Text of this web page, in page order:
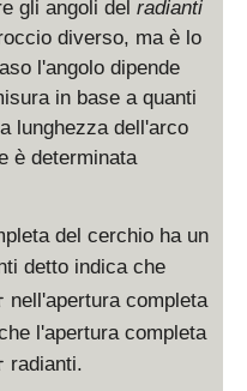
gli angoli del radianti
diverso, ma è lo
l'angolo dipende
in base a quanti
lunghezza dell'arco
è determinata
del cerchio ha un
detto indica che
nell'apertura completa
l'apertura completa
radianti.